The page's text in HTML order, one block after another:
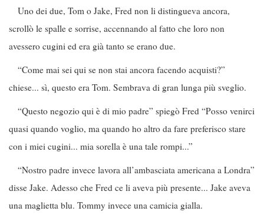
Uno dei due, Tom o Jake, Fred non li distingueva ancora,
scrollò le spalle e sorrise, accennando al fatto che loro non
avessero cugini ed era già tanto se erano due.
“Come mai sei qui se non stai ancora facendo acquisti?”
chiese... sì, questo era Tom. Sembrava di gran lunga più sveglio.
“Questo negozio qui è di mio padre” spiegò Fred “Posso venirci
quasi quando voglio, ma quando ho altro da fare preferisco stare
con i miei cugini... mia sorella è una tale rompi...”
“Nostro padre invece lavora all’ambasciata americana a Londra”
disse Jake. Adesso che Fred ce li aveva più presente... Jake aveva
una maglietta blu. Tommy invece una camicia gialla.